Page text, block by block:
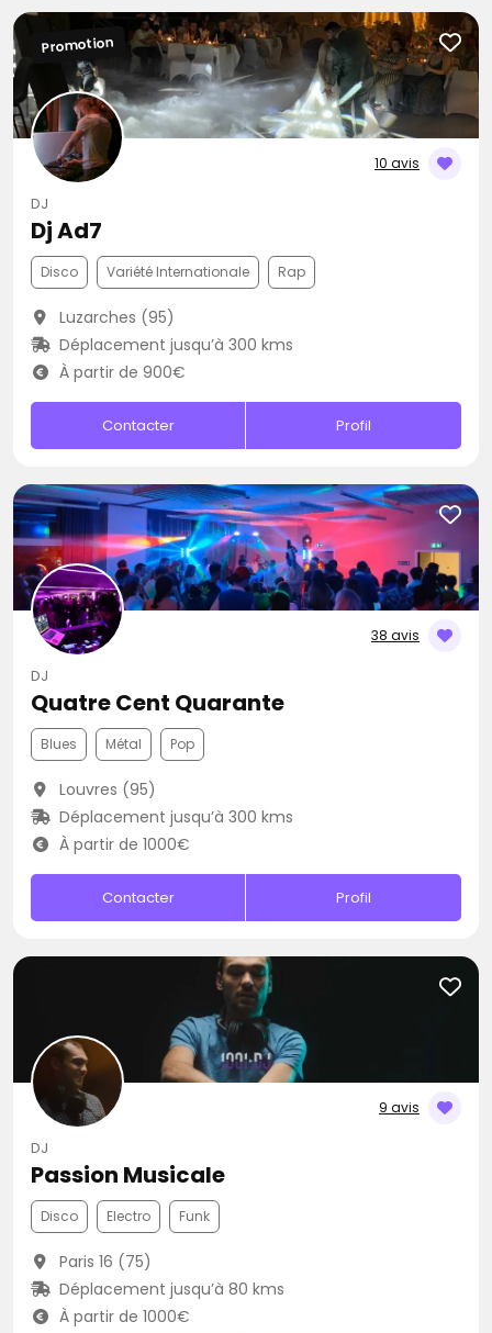
10 avis
Promotion
DJ
Dj Ad7
Disco Variété Internationale Rap
Luzarches (95)
Déplacement jusqu’à 300 kms
À partir de 900€
Contacter Profil
38 avis
DJ
Quatre Cent Quarante
Blues Métal Pop
Louvres (95)
Déplacement jusqu’à 300 kms
À partir de 1000€
Contacter Profil
9 avis
DJ
Passion Musicale
Disco Electro Funk
Paris 16 (75)
Déplacement jusqu’à 80 kms
À partir de 1000€